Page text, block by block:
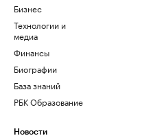
Бизнес
Технологии и
медиа
Финансы
Биографии
База знаний
РБК Образование
Новости